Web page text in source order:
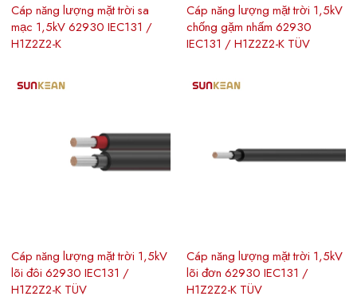
Cáp năng lượng mặt trời sa
mạc 1,5kV 62930 IEC131 /
H1Z2Z2-K
Cáp năng lượng mặt trời 1,5kV
chống gặm nhấm 62930
IEC131 / H1Z2Z2-K TÜV
Cáp năng lượng mặt trời 1,5kV
lõi đôi 62930 IEC131 /
H1Z2Z2-K TÜV
Cáp năng lượng mặt trời 1,5kV
lõi đơn 62930 IEC131 /
H1Z2Z2-K TÜV